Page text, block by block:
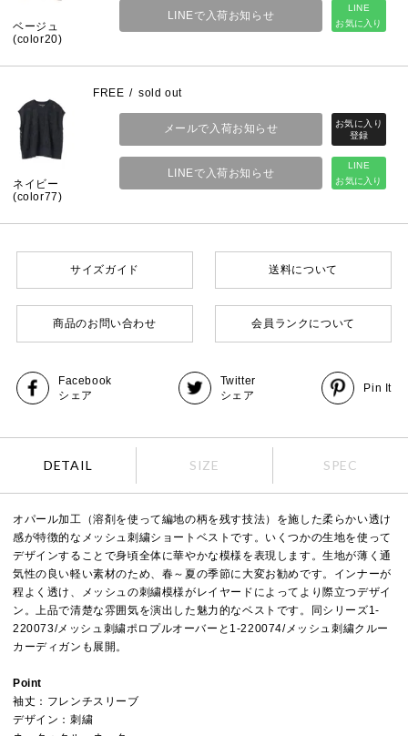
ベージュ
(color20)
LINE
お気に入り
LINEで入荷お知らせ
ネイビー
(color77)
FREE sold out
LINE
お気に入り
メールで入荷お知らせ
LINEで入荷お知らせ
サイズガイド 送料について
商品のお問い合わせ 会員ランクについて
Facebook
シェア
Twitter
シェア
Pin It
DETAIL SIZE SPEC
オパール加工（溶剤を使って編地の柄を残す技法）を施した柔らかい透け
感が特徴的なメッシュ刺繍ショートベストです。いくつかの生地を使って
デザインすることで身頃全体に華やかな模様を表現します。生地が薄く通
気性の良い軽い素材のため、春～夏の季節に大変お勧めです。インナーが
程よく透け、メッシュの刺繍模様がレイヤードによってより際立つデザイ
ン。上品で清楚な雰囲気を演出した魅力的なベストです。同シリーズ1-
220073/メッシュ刺繍ポロプルオーバーと1-220074/メッシュ刺繍クルー
カーディガンも展開。
Point
袖丈：フレンチスリーブ
デザイン：刺繍